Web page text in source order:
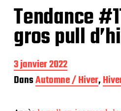
Tendance
gros pull
D
a
t
3 janvier 2022
DansAutomne / Hiver,